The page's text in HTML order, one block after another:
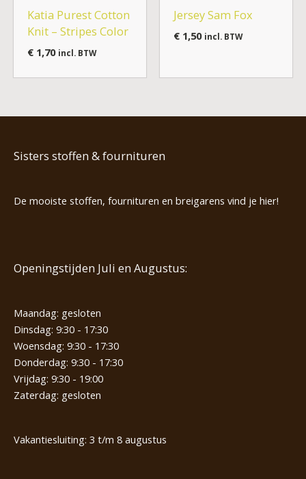
Katia Purest Cotton
Knit – Stripes Color
€1,70 incl. BTW
Jersey Sam Fox
€1,50 incl. BTW
Sisters stoffen & fournituren
De mooiste stoffen, fournituren en breigarens vind je hier!
Openingstijden Juli en Augustus:
Maandag: gesloten
Dinsdag: 9:30 - 17:30
Woensdag: 9:30 - 17:30
Donderdag: 9:30 - 17:30
Vrijdag: 9:30 - 19:00
Zaterdag: gesloten
Vakantiesluiting: 3 t/m 8 augustus